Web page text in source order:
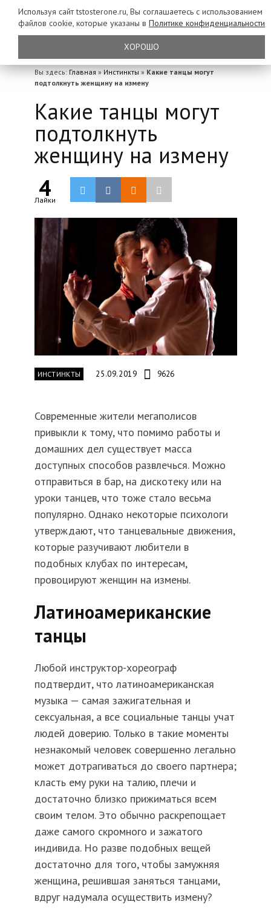
Вы здесь: Главная » Инстинкты » Какие танцы могут
подтолкнуть женщину на измену
Какие танцы могут
подтолкнуть
женщину на измену
4
Лайки
ИНСТИНКТЫ 25.09.2019 9626
Современные жители мегаполисов
привыкли к тому, что помимо работы и
домашних дел существует масса
доступных способов развлечься. Можно
отправиться в бар, на дискотеку или на
уроки танцев, что тоже стало весьма
популярно. Однако некоторые психологи
утверждают, что танцевальные движения,
которые разучивают любители в
подобных клубах по интересам,
провоцируют женщин на измены.
Латиноамериканские
танцы
Любой инструктор-хореограф
подтвердит, что латиноамериканская
музыка — самая зажигательная и
сексуальная, а все социальные танцы учат
людей доверию. Только в такие моменты
незнакомый человек совершенно легально
может дотрагиваться до своего партнера;
класть ему руки на талию, плечи и
достаточно близко прижиматься всем
своим телом. Это обычно раскрепощает
даже самого скромного и зажатого
индивида. Но разве подобных вещей
достаточно для того, чтобы замужняя
женщина, решившая заняться танцами,
вдруг надумала осуществить измену?
Используя сайт tstosterone.ru, Вы соглашаетесь с использованием
файлов cookie, которые указаны в Политике конфиденциальности
ХОРОШО